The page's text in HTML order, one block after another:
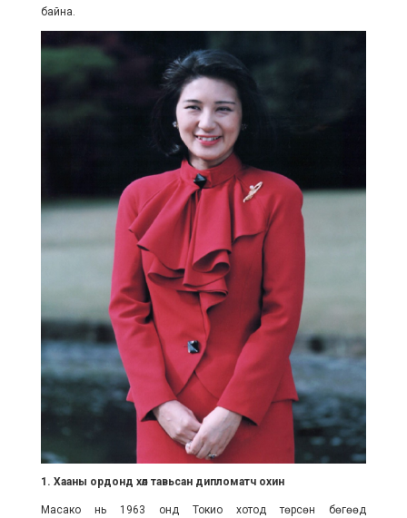
байна.
1. Хааны ордонд хөл тавьсан дипломатч охин
Масако нь 1963 онд Токио хотод төрсөн бөгөөд